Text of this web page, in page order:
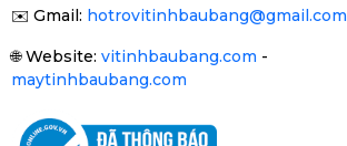
✉️ Gmail: hotrovitinhbaubang@gmail.com
🌐Website: vitinhbaubang.com -
maytinhbaubang.com